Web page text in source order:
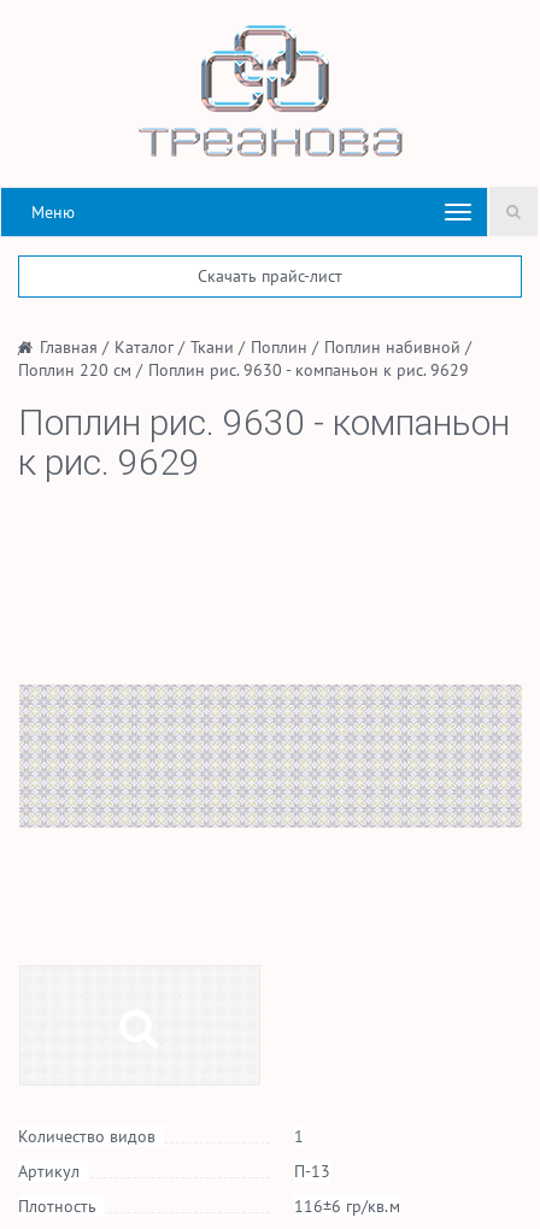
Меню
Скачать прайс-лист
/ Главная / Каталог/ Ткани / Поплин / Поплин набивной /
Поплин 220 см / Поплин рис. 9630 - компаньон к рис. 9629
Поплин рис. 9630 - компаньон
к рис. 9629
Количество видов
1
Артикул
П-13
Плотность
116±6 гр/кв.м